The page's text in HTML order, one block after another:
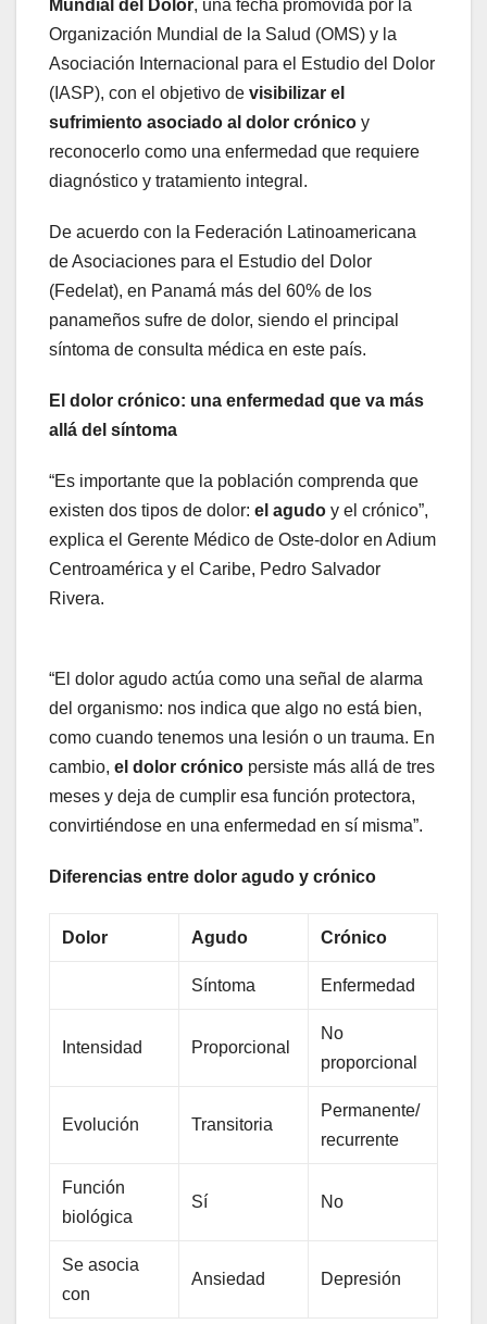
Mundial del Dolor, una fecha promovida por la
Organización Mundial de la Salud (OMS) y la
Asociación Internacional para el Estudio del Dolor
(IASP), con el objetivo de visibilizar el
sufrimiento asociado al dolor crónico y
reconocerlo como una enfermedad que requiere
diagnóstico y tratamiento integral.
De acuerdo con la Federación Latinoamericana
de Asociaciones para el Estudio del Dolor
(Fedelat), en Panamá más del 60% de los
panameños sufre de dolor, siendo el principal
síntoma de consulta médica en este país.
El dolor crónico: una enfermedad que va más
allá del síntoma
“Es importante que la población comprenda que
existen dos tipos de dolor: el agudo y el crónico”,
explica el Gerente Médico de Oste-dolor en Adium
Centroamérica y el Caribe, Pedro Salvador
Rivera.
“El dolor agudo actúa como una señal de alarma
del organismo: nos indica que algo no está bien,
como cuando tenemos una lesión o un trauma. En
cambio, el dolor crónico persiste más allá de tres
meses y deja de cumplir esa función protectora,
convirtiéndose en una enfermedad en sí misma”.
Diferencias entre dolor agudo y crónico
Dolor Agudo Crónico
Síntoma Enfermedad
Intensidad Proporcional
No
proporcional
Evolución Transitoria
Permanente/
recurrente
Función
biológica
Sí No
Se asocia
con
Ansiedad Depresión